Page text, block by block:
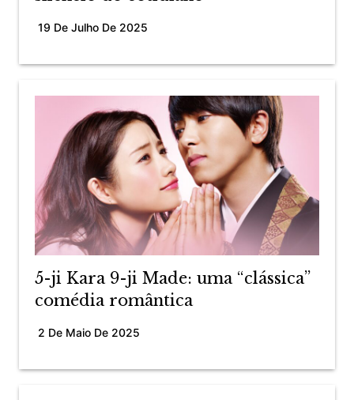
19 De Julho De 2025
5-ji Kara 9-ji Made: uma “clássica”
comédia romântica
2 De Maio De 2025